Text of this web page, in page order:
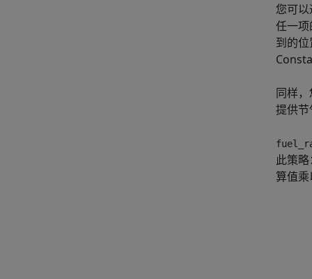
您可
任一
到的
同样
提供
此策
算值